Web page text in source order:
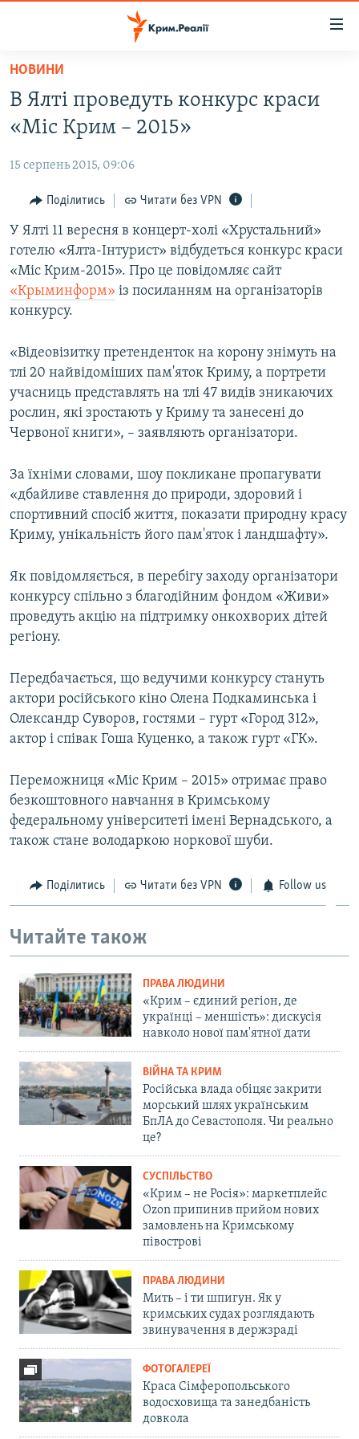
Перейти
основного
матеріалу
до
навігації
Перейти
до
пошуку
ВОДА.КРИМ
ВІДЕО ТА ФОТО
ПОЛІТИКА
БЛОГИ
ПОГЛЯД
ІНТЕРВ'Ю
ВСЕ ЗА ДЕНЬ
СПЕЦПРОЕКТИ
ДЕПОРТАЦІЯ
ВІДЕОУРОКИ «ELIFBE»
СВІДЧЕННЯ ОКУПАЦІЇ
УКРАЇНСЬКА ПРОБЛЕМА КРИМУ
ЯК ОБІЙТИ БЛОКУВАННЯ
Русский
Qırımtatar
Усі сайти RFE/RL
НОВИНИ
В Ялті проведуть конкурс краси
«Міс Крим – 2015»
15 серпень 2015, 09:06
Поділитись Читати без VPN
У Ялті 11 вересня в концерт-холі «Хрустальний»
готелю «Ялта-Інтурист» відбудеться конкурс краси
«Міс Крим-2015». Про це повідомляє сайт
«Крыминформ» із посиланням на організаторів
конкурсу.
«Відеовізитку претенденток на корону знімуть на
тлі 20 найвідоміших пам'яток Криму, а портрети
учасниць представлять на тлі 47 видів зникаючих
рослин, які зростають у Криму та занесені до
Червоної книги», – заявляють організатори.
За їхніми словами, шоу покликане пропагувати
«дбайливе ставлення до природи, здоровий і
спортивний спосіб життя, показати природну красу
Криму, унікальність його пам'яток і ландшафту».
Як повідомляється, в перебігу заходу організатори
конкурсу спільно з благодійним фондом «Живи»
проведуть акцію на підтримку онкохворих дітей
регіону.
Передбачається, що ведучими конкурсу стануть
актори російського кіно Олена Подкаминська і
Олександр Суворов, гостями – гурт «Город 312»,
актор і співак Гоша Куценко, а також гурт «ГК».
Переможниця «Міс Крим – 2015» отримає право
безкоштовного навчання в Кримському
федеральному університеті імені Вернадського, а
також стане володаркою норкової шуби.
Поділитись Читати без VPN Follow us
Читайте також
ПРАВА ЛЮДИНИ
«Крим – єдиний регіон, де
українці – меншість»: дискусія
навколо нової пам'ятної дати
ВІЙНА ТА КРИМ
Російська влада обіцяє закрити
морський шлях українським
БпЛА до Севастополя. Чи реально
це?
СУСПІЛЬСТВО
«Крим – не Росія»: маркетплейс
Ozon припинив прийом нових
замовлень на Кримському
півострові
ПРАВА ЛЮДИНИ
Мить – і ти шпигун. Як у
кримських судах розглядають
звинувачення в держзраді
ФОТОГАЛЕРЕЇ
Краса Сімферопольського
водосховища та занедбаність
довкола